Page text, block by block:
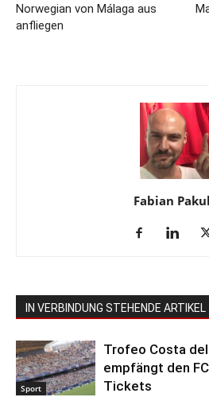
Norwegian von Málaga aus
anfliegen
Fabian
IN VERBINDUNG STEHENDE ARTIKEL
Sport
Trofeo Costa del
empfängt den
Tickets